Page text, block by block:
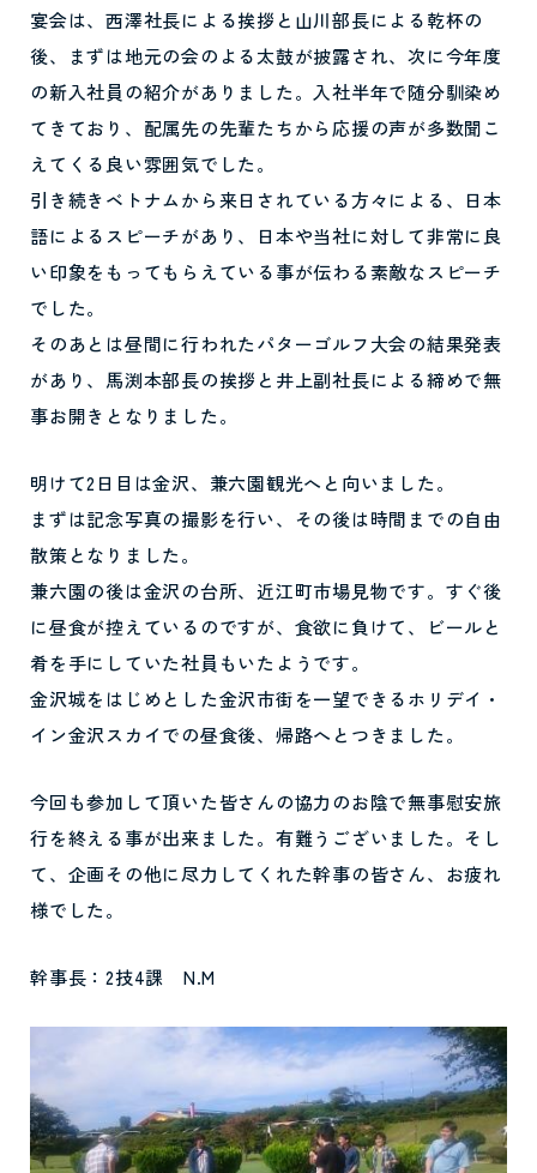
宴会は、西澤社長による挨拶と山川部長による乾杯の
後、まずは地元の会のよる太鼓が披露され、次に今年度
の新入社員の紹介がありました。入社半年で随分馴染め
てきており、配属先の先輩たちから応援の声が多数聞こ
えてくる良い雰囲気でした。
引き続きベトナムから来日されている方々による、日本
語によるスピーチがあり、日本や当社に対して非常に良
い印象をもってもらえている事が伝わる素敵なスピーチ
でした。
そのあとは昼間に行われたパターゴルフ大会の結果発表
があり、馬渕本部長の挨拶と井上副社長による締めで無
事お開きとなりました。
明けて2日目は金沢、兼六園観光へと向いました。
まずは記念写真の撮影を行い、その後は時間までの自由
散策となりました。
兼六園の後は金沢の台所、近江町市場見物です。すぐ後
に昼食が控えているのですが、食欲に負けて、ビールと
肴を手にしていた社員もいたようです。
金沢城をはじめとした金沢市街を一望できるホリデイ・
イン金沢スカイでの昼食後、帰路へとつきました。
今回も参加して頂いた皆さんの協力のお陰で無事慰安旅
行を終える事が出来ました。有難うございました。そし
て、企画その他に尽力してくれた幹事の皆さん、お疲れ
様でした。
幹事長：2技4課 N.M